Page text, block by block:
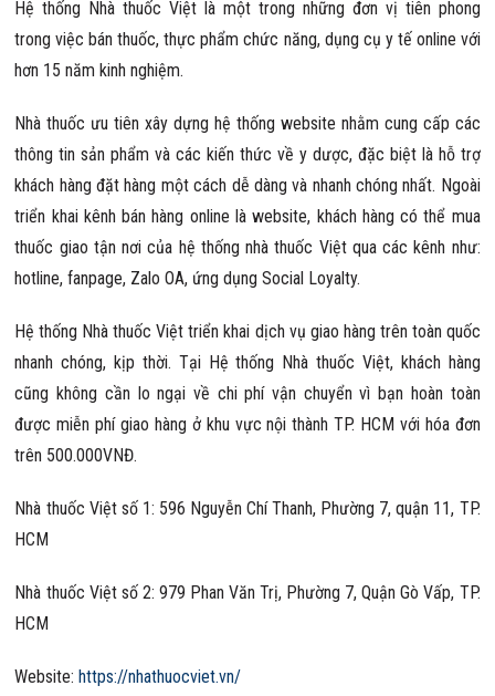
Hệ thống Nhà thuốc Việt là một trong những đơn vị tiên phong
trong việc bán thuốc, thực phẩm chức năng, dụng cụ y tế online với
hơn 15 năm kinh nghiệm.
Nhà thuốc ưu tiên xây dựng hệ thống website nhằm cung cấp các
thông tin sản phẩm và các kiến thức về y dược, đặc biệt là hỗ trợ
khách hàng đặt hàng một cách dễ dàng và nhanh chóng nhất. Ngoài
triển khai kênh bán hàng online là website, khách hàng có thể mua
thuốc giao tận nơi của hệ thống nhà thuốc Việt qua các kênh như:
hotline, fanpage, Zalo OA, ứng dụng Social Loyalty.
Hệ thống Nhà thuốc Việt triển khai dịch vụ giao hàng trên toàn quốc
nhanh chóng, kịp thời. Tại Hệ thống Nhà thuốc Việt, khách hàng
cũng không cần lo ngại về chi phí vận chuyển vì bạn hoàn toàn
được miễn phí giao hàng ở khu vực nội thành TP. HCM với hóa đơn
trên 500.000VNĐ.
Nhà thuốc Việt số 1: 596 Nguyễn Chí Thanh, Phường 7, quận 11, TP.
HCM
Nhà thuốc Việt số 2: 979 Phan Văn Trị, Phường 7, Quận Gò Vấp, TP.
HCM
Website:https://nhathuocviet.vn/